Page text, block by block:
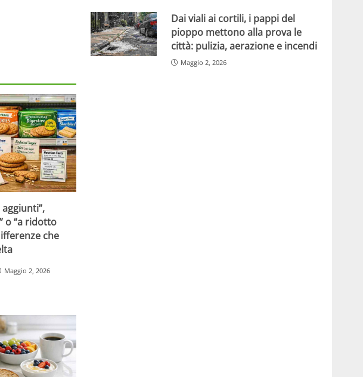
o “a ridotto
che
Maggio 2, 2026
Dai viali ai cortili, i pappi del
pioppo mettono alla prova le
città: pulizia, aerazione e incendi
Maggio 2, 2026